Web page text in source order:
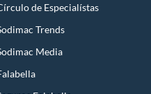
de Especialístas
Trends
Media